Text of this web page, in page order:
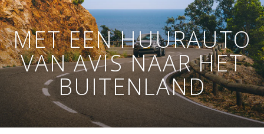
MET EEN HUURAUTO
VAN AVIS NAAR HET
BUITENLAND